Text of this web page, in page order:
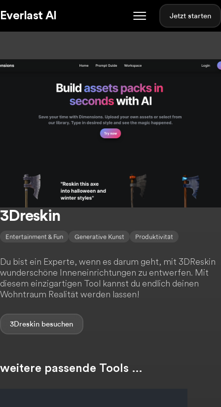
Everlast AI Jetzt starten
3Dreskin
Entertainment & Fun Generative Kunst Produktivität
Du bist ein Experte, wenn es darum geht, mit 3DReskin
wunderschöne Inneneinrichtungen zu entwerfen. Mit
diesem einzigartigen Tool kannst du endlich deinen
Wohntraum Realität werden lassen!
3Dreskin
weitere passende Tools …